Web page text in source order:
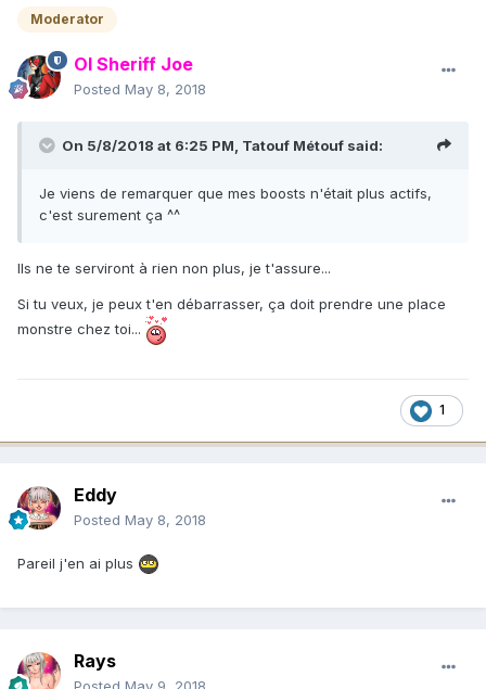
Moderator
Ol Sheriff Joe
Posted May 8, 2018
On 5/8/2018 at 6:25 PM, Tatouf Métouf said:
Je viens de remarquer que mes boosts n'était plus actifs,
c'est surement ça ^^
Ils ne te serviront à rien non plus, je t'assure...
Si tu veux, je peux t'en débarrasser, ça doit prendre une place
monstre chez toi...
1
Eddy
Posted May 8, 2018
Pareil j'en ai plus
Rays
Posted May 9, 2018